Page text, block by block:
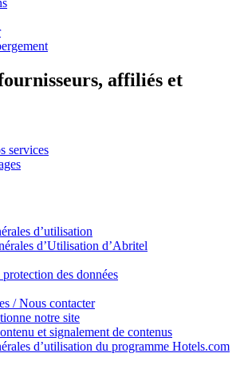
affiliés et
services
d’utilisation
d’Utilisation d’Abritel
des données
/ Nous contacter
notre site
et signalement de contenus
d’utilisation du programme Hotels.com